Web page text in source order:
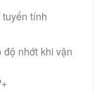
tính
nhớt khi vận